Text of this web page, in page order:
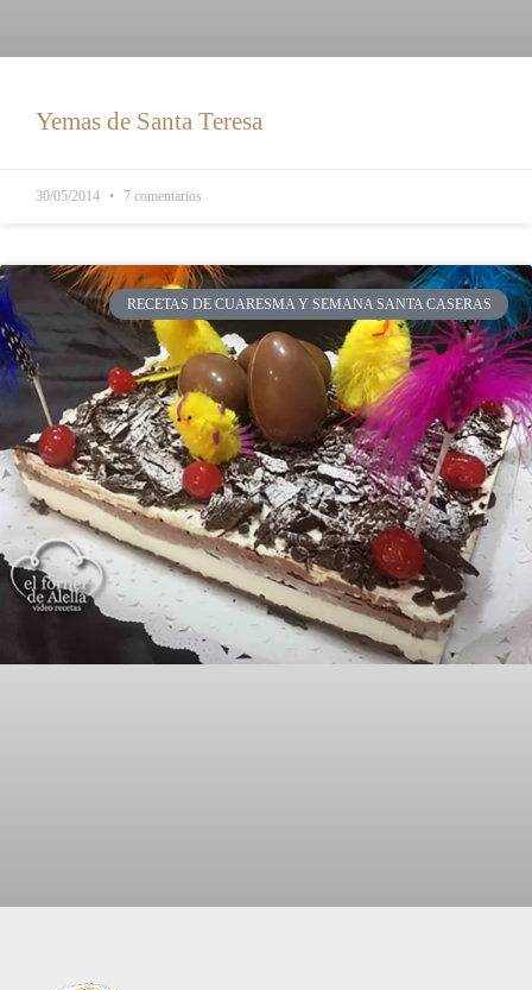
Yemas de Santa Teresa
30/05/2014 7 comentarios
RECETAS DE CUARESMA Y SEMANA SANTA CASERAS